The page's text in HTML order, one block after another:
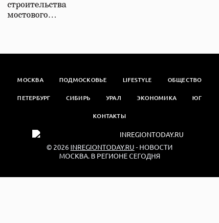
строительства
мостового…
МОСКВА ПОДМОСКОВЬЕ LIFESTYLE ОБЩЕСТВО
ПЕТЕРБУРГ СИБИРЬ УРАЛ ЭКОНОМИКА ЮГ
КОНТАКТЫ
© 2026 INREGIONTODAY.RU - НОВОСТИ
МОСКВА. В РЕГИОНЕ СЕГОДНЯ